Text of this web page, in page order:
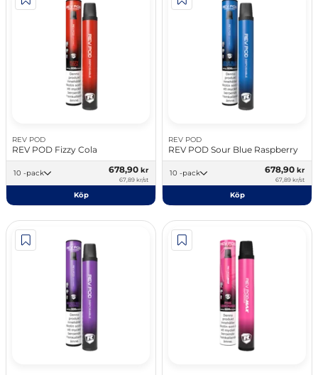
REV POD
REV POD Fizzy Cola
10 -pack 678,90 kr
67,89 kr/st
Köp
REV POD
REV POD Sour Blue Raspberry
10 -pack 678,90 kr
67,89 kr/st
Köp